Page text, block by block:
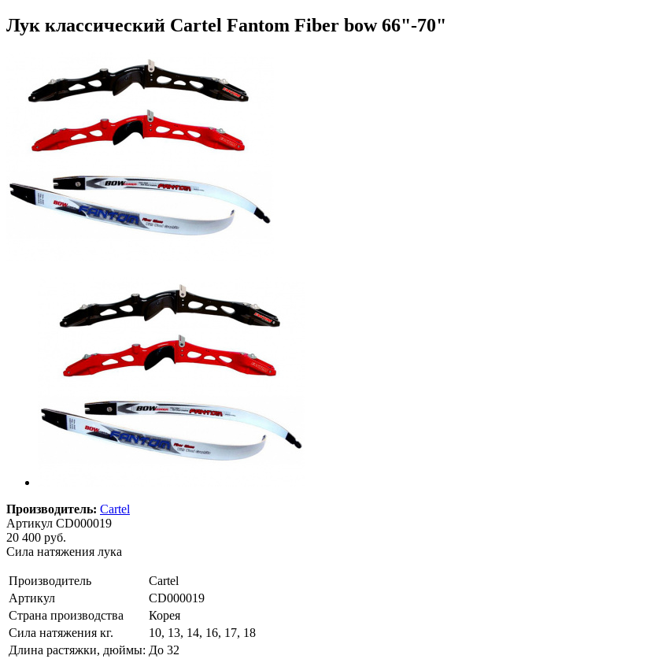
Лук классический Cartel Fantom Fiber bow 66"-70"
Производитель: Cartel
Артикул CD000019
20 400 руб.
Сила натяжения лука
Производитель
Cartel
Артикул
CD000019
Страна производства
Корея
Сила натяжения кг.
10, 13, 14, 16, 17, 18
Длина растяжки, дюймы: До 32